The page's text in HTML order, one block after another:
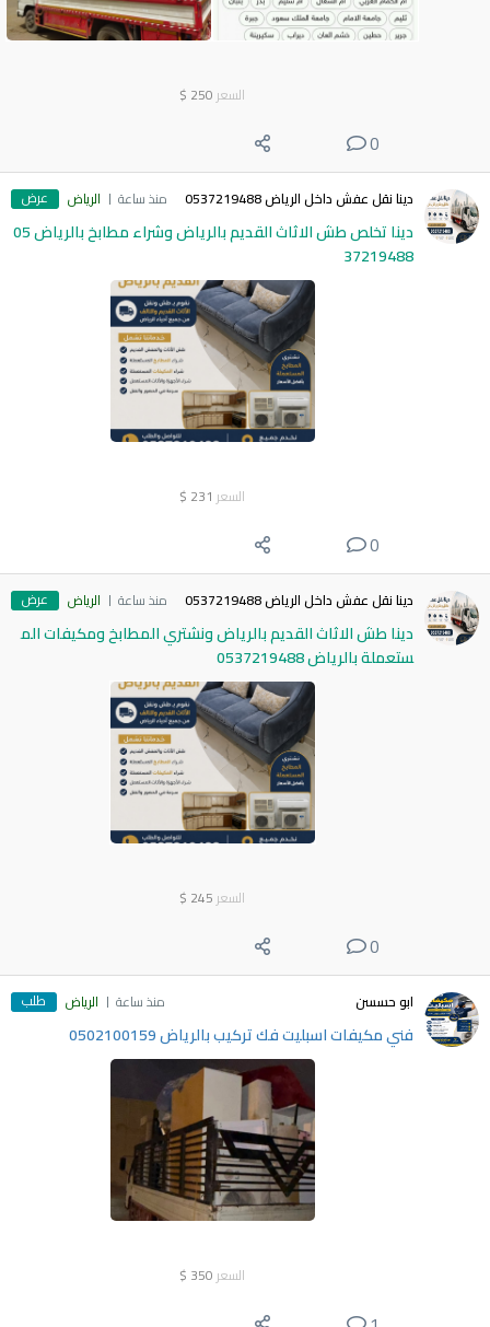
السعر 250
$
0
دينا نقل عفش داخل الرياض 0537219488 منذ ساعة الرياض عرض
دينا تخلص طش الاثاث القديم بالرياض وشراء مطابخ بالرياض 05
37219488
السعر 231
$
0
دينا نقل عفش داخل الرياض 0537219488 منذ ساعة الرياض عرض
دينا طش الاثاث القديم بالرياض ونشتري المطابخ ومكيفات الم
ستعملة بالرياض 0537219488
السعر 245
$
0
ابو حسسن منذ ساعة الرياض طلب
فني مكيفات اسبليت فك تركيب بالرياض 0502100159
السعر 350
$